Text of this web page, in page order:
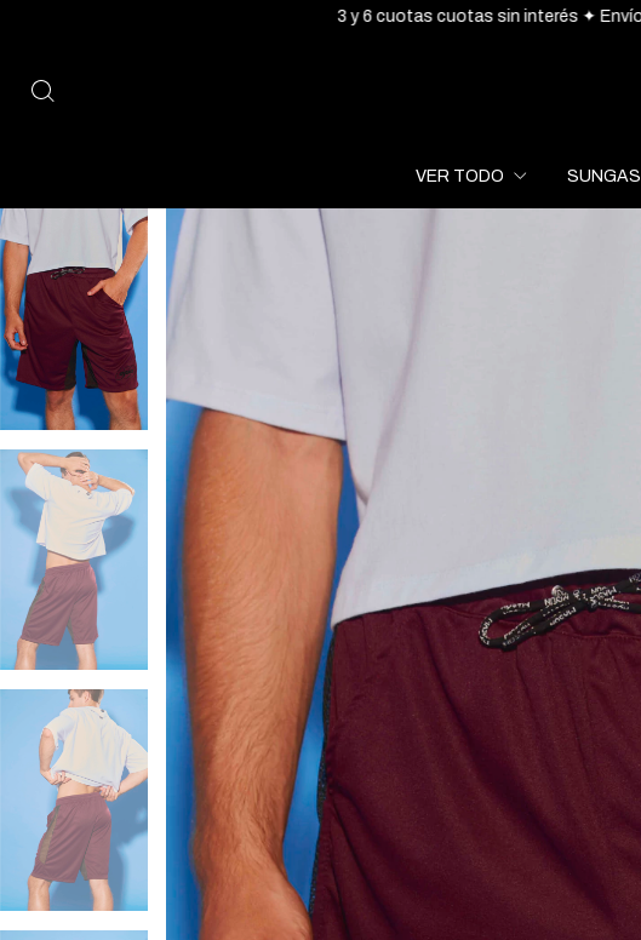
3 y 6 cuotas cuotas sin interés ✦ Envío gratis desde 150K
VER TODO SUNGAS